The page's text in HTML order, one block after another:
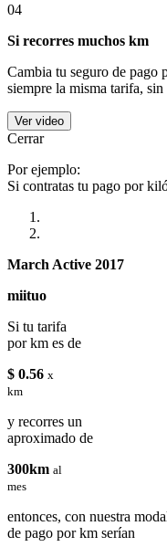
04
Si recorres muchos km
Cambia tu seguro de pago
siempre la misma tarifa,
Ver video
Cerrar
Por ejemplo:
Si contratas tu pago por
March Active 2017
miituo
Si tu tarifa
por km es de
$ 0.56 x
km
y recorres un
aproximado de
300km al
mes
entonces, con nuestra
de pago por km serían